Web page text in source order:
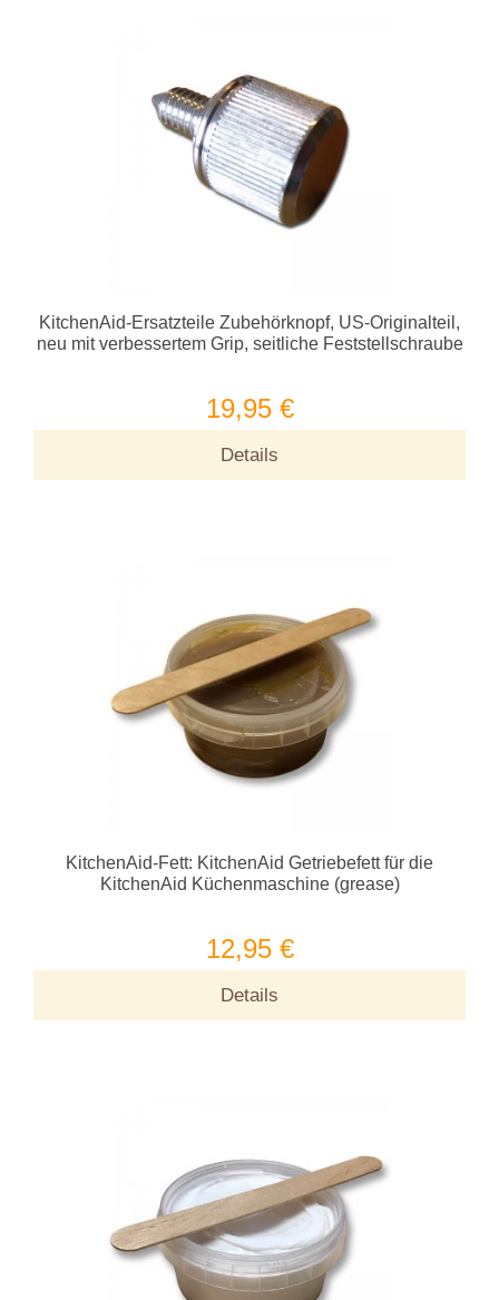
KitchenAid-Ersatzteile Zubehörknopf, US-Originalteil,
neu mit verbessertem Grip, seitliche Feststellschraube
19,95 €
Details
KitchenAid-Fett: KitchenAid Getriebefett für die
KitchenAid Küchenmaschine (grease)
12,95 €
Details